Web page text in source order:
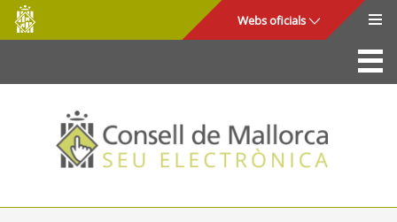
Salta al contingut principal
Consell
de
Mallorca
Webs oficials
La Seu
Consell de Mallorca
Accés i seguretat
Utilitats